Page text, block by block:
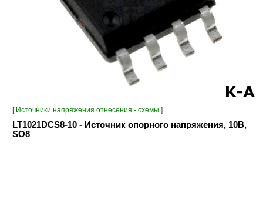
[ Источники напряжения отнесения - схемы ]
LT1021DCS8-10 - Источник опорного напряжения, 10В,
SO8